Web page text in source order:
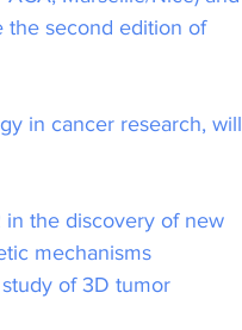
the second edition of
in cancer research, will
in the discovery of new
mechanisms
of 3D tumor